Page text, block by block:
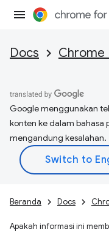
Docs Chrome
Google menggunakan
konten ke dalam bahasa
mengandung kesalahan.
Beranda Docs
Apakah informasi ini